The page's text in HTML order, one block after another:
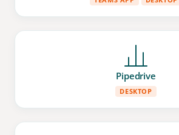
Pipedrive
DESKTOP